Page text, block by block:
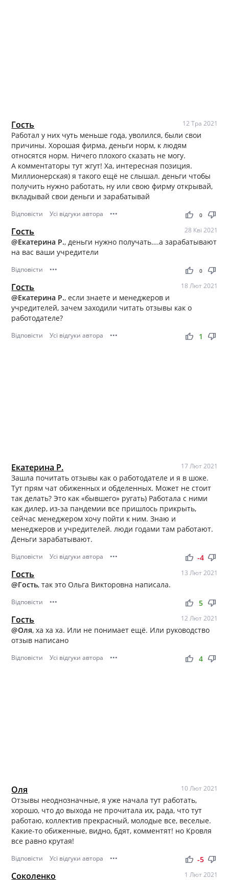
Гость 12 Тра 2021
Работал у них чуть меньше года, уволился, были свои
причины. Хорошая фирма, деньги норм, к людям
относятся норм. Ничего плохого сказать не могу.
А комментаторы тут жгут! Ха, интересная позиция.
Миллионерская) я такого ещё не слышал. деньги чтобы
получить нужно работать, ну или свою фирму открывай,
вкладывай свои деньги и зарабатывай
Відповісти Усі відгуки автора ••• thumb_up thumb_down
0
Гость 28 Кві 2021
@Екатерина Р., деньги нужно получать….а зарабатывают
на вас ваши учредители
Відповісти ••• thumb_up thumb_down
0
Гость 18 Лют 2021
@Екатерина Р., если знаете и менеджеров и
учредителей, зачем заходили читать отзывы как о
работодателе?
Відповісти Усі відгуки автора ••• thumb_up thumb_down
1
Екатерина Р. 17 Лют 2021
Зашла почитать отзывы как о работодателе и я в шоке.
Тут прям чат обиженных и обделенных. Может не стоит
так делать? Это как «бывшего» ругать) Работала с ними
как дилер, из-за пандемии все пришлось прикрыть,
сейчас менеджером хочу пойти к ним. Знаю и
менеджеров и учредителей. люди годами там работают.
Деньги зарабатывают.
Відповісти Усі відгуки автора ••• thumb_up thumb_down
-4
Гость 13 Лют 2021
@Гость, так это Ольга Викторовна написала.
Відповісти ••• thumb_up thumb_down
5
Гость 12 Лют 2021
@Оля, ха ха ха. Или не понимает ещё. Или руководство
отзыв написано
Відповісти Усі відгуки автора ••• thumb_up thumb_down
4
Оля 10 Лют 2021
Отзывы неоднозначные, я уже начала тут работать,
хорошо, что до выхода не прочитала их, рада, что тут
работаю, коллектив прекрасный, молодые все, веселые.
Какие-то обиженные, видно, бдят, комментят! но Кровля
все равно крутая!
Відповісти Усі відгуки автора ••• thumb_up thumb_down
-5
Соколенко 1 Лют 2021